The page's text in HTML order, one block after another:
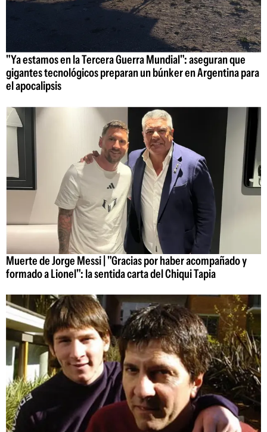
"Ya estamos en la Tercera Guerra Mundial": aseguran que
gigantes tecnológicos preparan un búnker en Argentina para
el apocalipsis
Muerte de Jorge Messi | "Gracias por haber acompañado y
formado a Lionel": la sentida carta del Chiqui Tapia